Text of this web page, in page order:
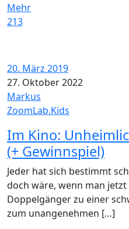
Mehr
213
20. März 2019
27. Oktober 2022
Markus
ZoomLab.Kids
Im Kino:
(+ Gewinnspiel)
Jeder hat sich bestimmt
doch wäre, wenn man
Doppelgänger zu einer
zum unangenehmen […]